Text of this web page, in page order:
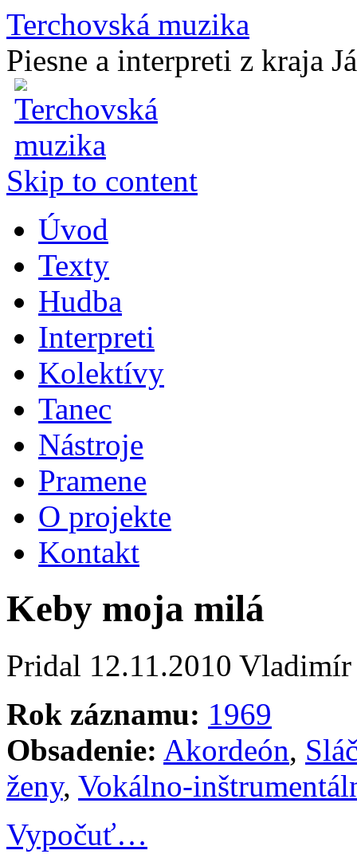
Terchovská muzika
Piesne a interpreti z kraja
Skip to content
Úvod
Texty
Hudba
Interpreti
Kolektívy
Tanec
Nástroje
Pramene
O projekte
Kontakt
Keby moja milá
Pridal 12.11.2010
Rok záznamu: 1969
Obsadenie: Akordeón,
ženy, Vokálno-
Vypočuť…